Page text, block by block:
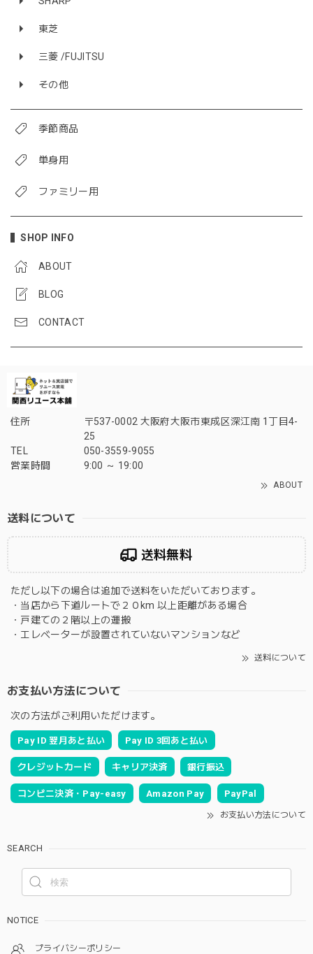
東芝
三菱 /FUJITSU
その他
季節商品
単身用
ファミリー用
SHOP INFO
ABOUT
BLOG
CONTACT
住所
〒537-0002 大阪府大阪市東成区深江南 1丁目4-
25
TEL
050-3559-9055
営業時間
9:00 ～ 19:00
ABOUT
送料について
送料無料
ただし以下の場合は追加で送料をいただいております。
・当店から下道ルートで２０km 以上距離がある場合
・戸建ての２階以上の運搬
・エレベーターが設置されていないマンションなど
送料について
お支払い方法について
次の方法がご利用いただけます。
Pay ID 翌月あと払い Pay ID 3回あと払い
クレジットカード キャリア決済 銀行振込
コンビニ決済・Pay-easy Amazon Pay PayPal
お支払い方法について
SEARCH
NOTICE
プライバシーポリシー